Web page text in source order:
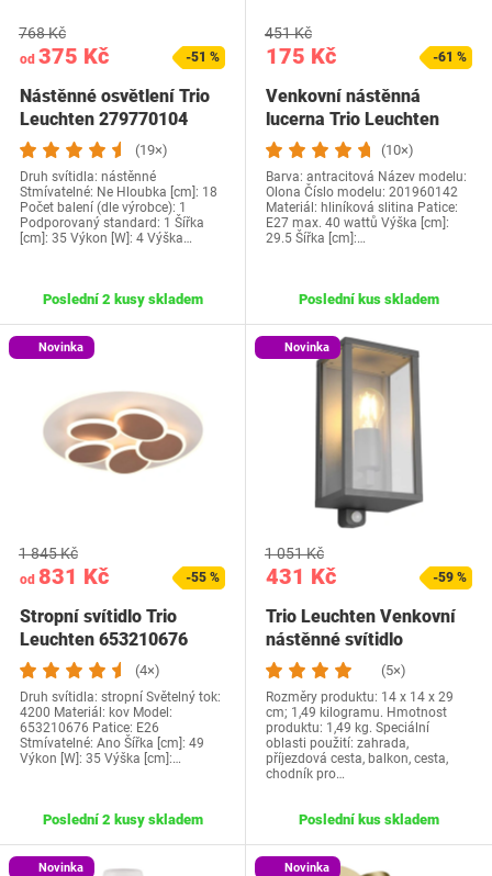
od 375 Kč
768 Kč
-51 %
Nástěnné osvětlení Trio
Leuchten 279770104
(19×)
Druh svítidla: nástěnné
Stmívatelné: Ne Hloubka [cm]: 18
Počet balení (dle výrobce): 1
Podporovaný standard: 1 Šířka
[cm]: 35 Výkon [W]: 4 Výška…
Poslední 2 kusy skladem
175 Kč
451 Kč
-61 %
Venkovní nástěnná
lucerna Trio Leuchten
(10×)
Barva: antracitová Název modelu:
Olona Číslo modelu: 201960142
Materiál: hliníková slitina Patice:
E27 max. 40 wattů Výška [cm]:
29.5 Šířka [cm]:…
Poslední kus skladem
Novinka
od 831 Kč
1 845 Kč
-55 %
Stropní svítidlo Trio
Leuchten 653210676
(4×)
Druh svítidla: stropní Světelný tok:
4200 Materiál: kov Model:
653210676 Patice: E26
Stmívatelné: Ano Šířka [cm]: 49
Výkon [W]: 35 Výška [cm]:…
Poslední 2 kusy skladem
Novinka
431 Kč
1 051 Kč
-59 %
Trio Leuchten Venkovní
nástěnné svítidlo
Garonne 201869142,…
(5×)
Rozměry produktu: 14 x 14 x 29
cm; 1,49 kilogramu. Hmotnost
produktu: 1,49 kg. Speciální
oblasti použití: zahrada,
příjezdová cesta, balkon, cesta,
chodník pro…
Poslední kus skladem
Novinka Novinka